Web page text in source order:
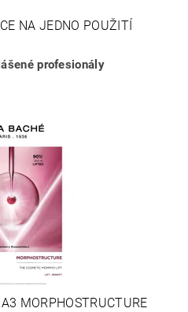
NA JEDNO POUŽITÍ
profesionály
MORPHOSTRUCTURE